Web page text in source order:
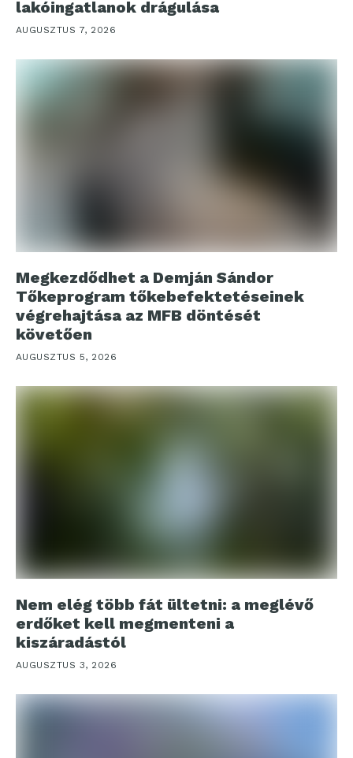
lakóingatlanok drágulása
AUGUSZTUS 7, 2026
Megkezdődhet a Demján Sándor
Tőkeprogram tőkebefektetéseinek
végrehajtása az MFB döntését
követően
AUGUSZTUS 5, 2026
Nem elég több fát ültetni: a meglévő
erdőket kell megmenteni a
kiszáradástól
AUGUSZTUS 3, 2026